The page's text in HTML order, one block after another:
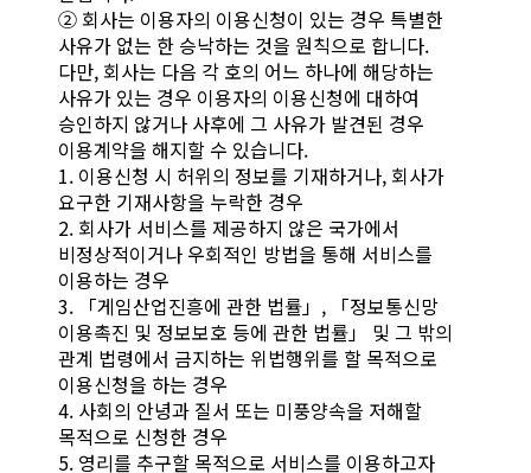
② 회사는 이용자의 이용신청이 있는 경우 특별한
사유가 없는 한 승낙하는 것을 원칙으로 합니다.
다만, 회사는 다음 각 호의 어느 하나에 해당하는
사유가 있는 경우 이용자의 이용신청에 대하여
승인하지 않거나 사후에 그 사유가 발견된 경우
이용계약을 해지할 수 있습니다.
1. 이용신청 시 허위의 정보를 기재하거나, 회사가
요구한 기재사항을 누락한 경우
2. 회사가 서비스를 제공하지 않은 국가에서
비정상적이거나 우회적인 방법을 통해 서비스를
이용하는 경우
3. 「게임산업진흥에 관한 법률」, 「정보통신망
이용촉진 및 정보보호 등에 관한 법률」 및 그 밖의
관계 법령에서 금지하는 위법행위를 할 목적으로
이용신청을 하는 경우
4. 사회의 안녕과 질서 또는 미풍양속을 저해할
목적으로 신청한 경우
5. 영리를 추구할 목적으로 서비스를 이용하고자